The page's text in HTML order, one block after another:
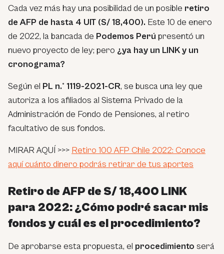
Cada vez más hay una posibilidad de un posible retiro
de AFP de hasta 4 UIT (S/ 18,400). Este 10 de enero
de 2022, la bancada de Podemos Perú presentó un
nuevo proyecto de ley; pero ¿ya hay un LINK y un
cronograma?
Según el PL n.° 1119-2021-CR, se busca una ley que
autoriza a los afiliados al Sistema Privado de la
Administración de Fondo de Pensiones, al retiro
facultativo de sus fondos.
MIRAR AQUÍ >>> Retiro 100 AFP Chile 2022: Conoce
aquí cuánto dinero podrás retirar de tus aportes
Retiro de AFP de S/ 18,400 LINK
para 2022: ¿Cómo podré sacar mis
fondos y cuál es el procedimiento?
De aprobarse esta propuesta, el procedimiento será